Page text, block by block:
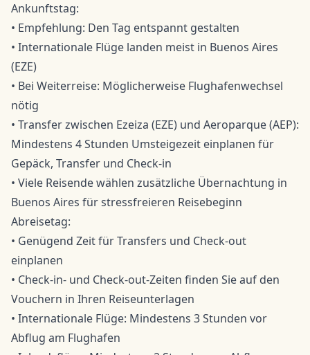
Ankunftstag:
• Empfehlung: Den Tag entspannt gestalten
• Internationale Flüge landen meist in Buenos Aires
(EZE)
• Bei Weiterreise: Möglicherweise Flughafenwechsel
nötig
• Transfer zwischen Ezeiza (EZE) und Aeroparque (AEP):
Mindestens 4 Stunden Umsteigezeit einplanen für
Gepäck, Transfer und Check-in
• Viele Reisende wählen zusätzliche Übernachtung in
Buenos Aires für stressfreieren Reisebeginn
Abreisetag:
• Genügend Zeit für Transfers und Check-out
einplanen
• Check-in- und Check-out-Zeiten finden Sie auf den
Vouchern in Ihren Reiseunterlagen
• Internationale Flüge: Mindestens 3 Stunden vor
Abflug am Flughafen